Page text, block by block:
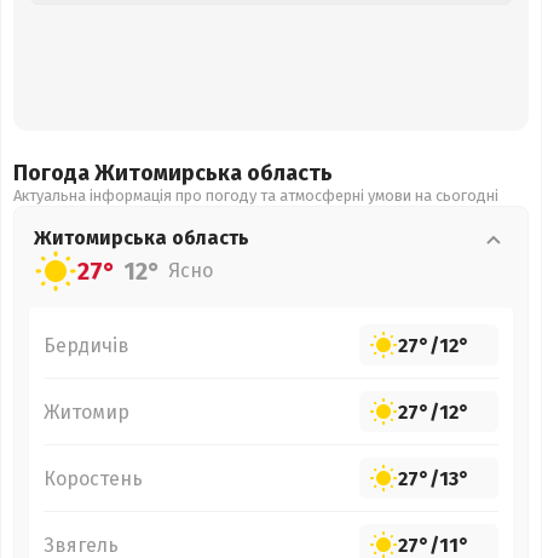
Погода Житомирська область
Актуальна інформація про погоду та атмосферні умови на сьогодні
Житомирська область
27° 12° Ясно
Бердичів 27°/12°
Житомир 27°/12°
Коростень 27°/13°
Звягель 27°/11°